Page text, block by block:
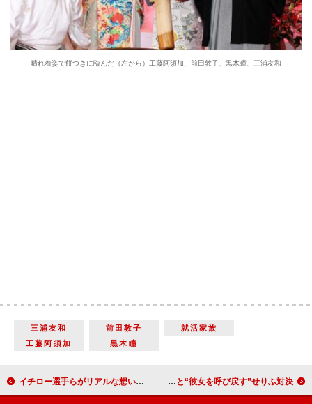
晴れ着姿で餅つきに臨んだ（左から）工藤阿須加、前田敦子、黒木瞳、三浦友和
三浦友和 前田敦子
就活家族
工藤阿須加
黒木瞳
イチロー選手らがリアルな想いを発信！ トヨタがメッセージを込めたＴＶＣＭを元旦から放映開始 中島裕翔「僕は絶対に諦めない！」 カズレーザーと“彼女を呼び戻す”せりふ対決